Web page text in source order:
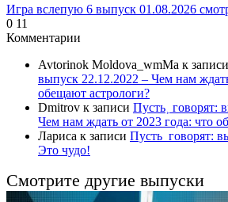
Игра вслепую 6 выпуск 01.08.2026
0 11
Комментарии
Avtorinok Moldova_wmMa к записи
выпуск 22.12.2022 – Чем нам
обещают астрологи?
Dmitrov к записи Пусть˲ говорят:
Чем нам ждать от 2023 года: что
Лариса к записи Пусть_говорят:
Это чудо!
Смотрите другие выпуски